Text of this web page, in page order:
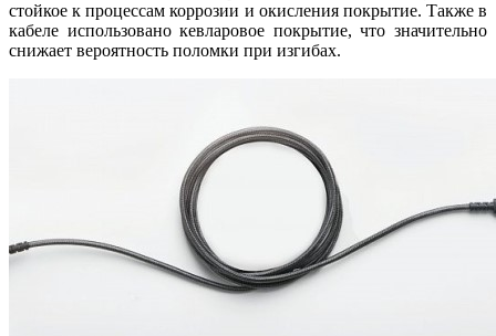
стойкое к процессам коррозии и окисления покрытие. Также в
кабеле использовано кевларовое покрытие, что значительно
снижает вероятность поломки при изгибах.